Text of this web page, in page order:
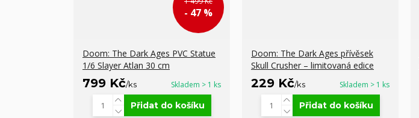
- 47 %
Doom: The Dark Ages PVC Statue
1/6 Slayer Atlan 30 cm
799 Kč/ks Skladem > 1 ks
Přidat do košíku
Doom: The Dark Ages přívěsek
Skull Crusher – limitovaná edice
229 Kč/ks Skladem > 1 ks
Přidat do košíku